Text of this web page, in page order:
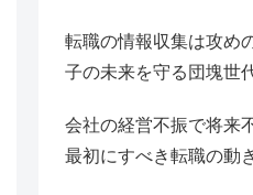
転職の情報収集は攻め
子の未来を守る団塊世
会社の経営不振で将来
最初にすべき転職の動